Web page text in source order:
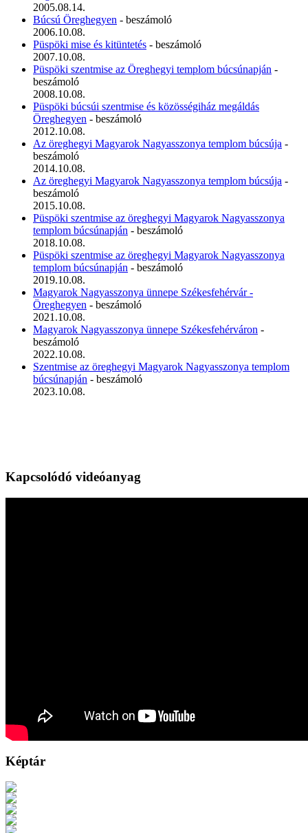
2005.08.14.
Búcsú Öreghegyen - beszámoló
2006.10.08.
Püspöki mise és kitüntetés - beszámoló
2007.10.08.
Püspöki szentmise az Öreghegyi templom búcsúnapján -
beszámoló
2008.10.08.
Püspöki búcsúi szentmise és közösségiház megáldás
Öreghegyen - beszámoló
2012.10.08.
Az öreghegyi Magyarok Nagyasszonya templom búcsúja -
beszámoló
2014.10.08.
Az öreghegyi Magyarok Nagyasszonya templom búcsúja -
beszámoló
2015.10.08.
Püspöki szentmise az öreghegyi Magyarok Nagyasszonya
templom búcsúnapján - beszámoló
2018.10.08.
Püspöki szentmise az öreghegyi Magyarok Nagyasszonya
templom búcsúnapján - beszámoló
2019.10.08.
Magyarok Nagyasszonya ünnepe Székesfehérvár -
Öreghegyen - beszámoló
2021.10.08.
Magyarok Nagyasszonya ünnepe Székesfehérváron -
beszámoló
2022.10.08.
Szentmise az öreghegyi Magyarok Nagyasszonya templom
búcsúnapján - beszámoló
2023.10.08.
Kapcsolódó videóanyag
Képtár